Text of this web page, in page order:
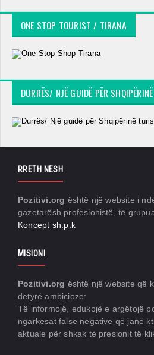
ONE STOP TOURIST / TIRANA
DURRËS/ NJË GUIDË PËR
RRETH NESH
Pozitivi.org është një website i
gazetarësh profesionistë, të
Koncept sh.p.k
MISIONI
Pozitivi.org është një website që
detyrë ambicioze:
Të informojë, edukojë e argëtojë
ngarkesat false negative që janë
aktuale për shkak të presionit të